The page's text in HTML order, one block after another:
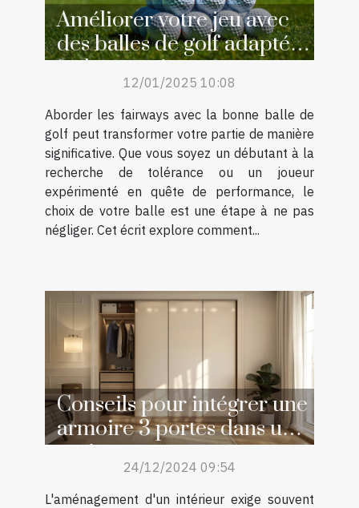
Améliorer votre jeu avec
des balles de golf adaptées
à chaque niveau
12/01/2025 10:08
Aborder les fairways avec la bonne balle de
golf peut transformer votre partie de manière
significative. Que vous soyez un débutant à la
recherche de tolérance ou un joueur
expérimenté en quête de performance, le
choix de votre balle est une étape à ne pas
négliger. Cet écrit explore comment...
Conseils pour intégrer une
armoire 3 portes dans un
petit espace
24/12/2024 09:54
L'aménagement d'un intérieur exige souvent